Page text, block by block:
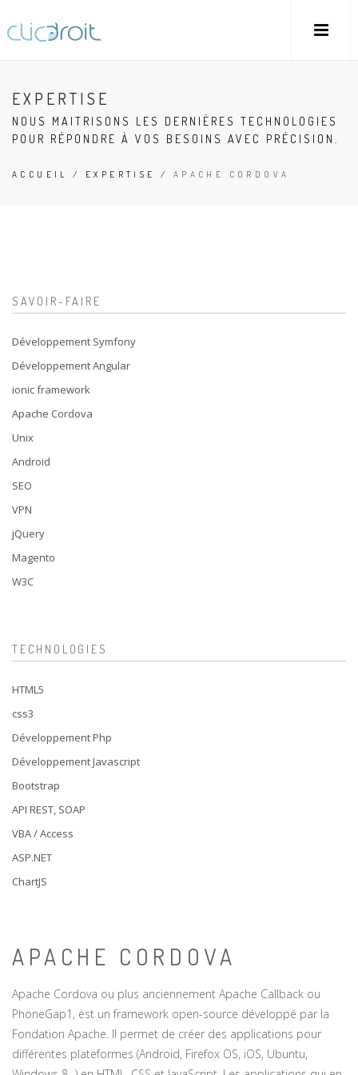
EXPERTISE
NOUS MAITRISONS LES DERNIÈRES TECHNOLOGIES
POUR RÉPONDRE À VOS BESOINS AVEC PRÉCISION.
ACCUEIL / EXPERTISE / APACHE CORDOVA
SAVOIR-FAIRE
Développement Symfony
Développement Angular
ionic framework
Apache Cordova
Unix
Android
SEO
VPN
jQuery
Magento
W3C
TECHNOLOGIES
HTML5
css3
Développement Php
Développement Javascript
Bootstrap
API REST, SOAP
VBA / Access
ASP.NET
ChartJS
APACHE CORDOVA
Apache Cordova ou plus anciennement Apache Callback ou
PhoneGap1, est un framework open-source développé par la
Fondation Apache. Il permet de créer des applications pour
différentes plateformes (Android, Firefox OS, iOS, Ubuntu,